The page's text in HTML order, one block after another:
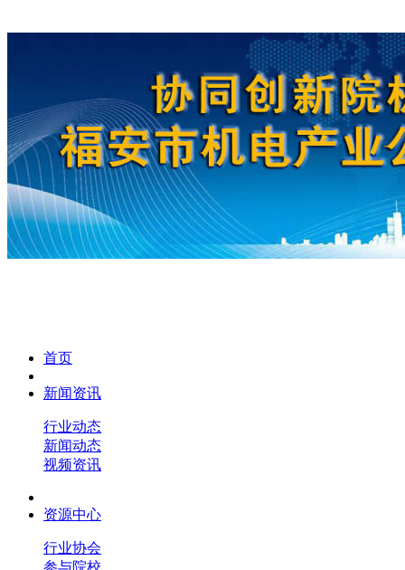
首页
新闻资讯
行业动态
新闻动态
视频资讯
资源中心
行业协会
参与院校